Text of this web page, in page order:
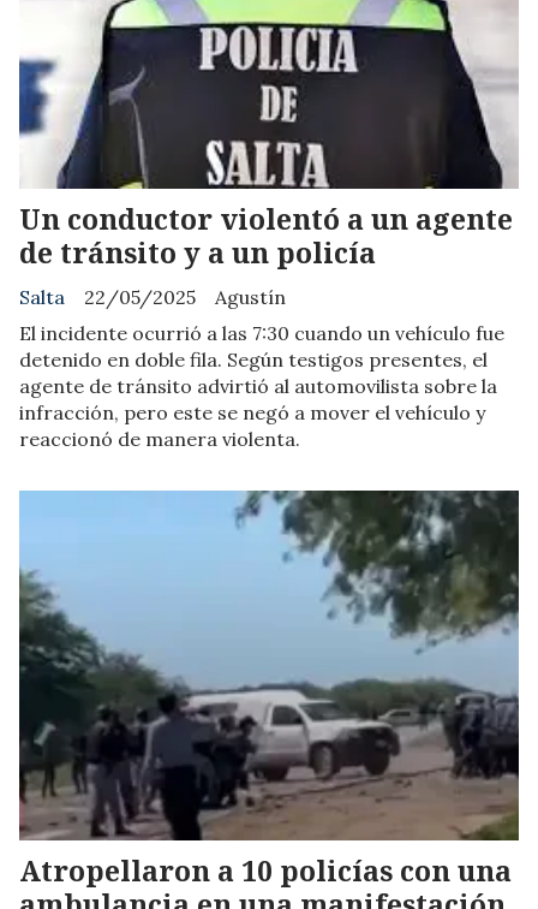
Un conductor violentó a un agente
de tránsito y a un policía
Agustín
Salta
22/05/2025
El incidente ocurrió a las 7:30 cuando un vehículo fue
detenido en doble fila. Según testigos presentes, el
agente de tránsito advirtió al automovilista sobre la
infracción, pero este se negó a mover el vehículo y
reaccionó de manera violenta.
Atropellaron a 10 policías con una